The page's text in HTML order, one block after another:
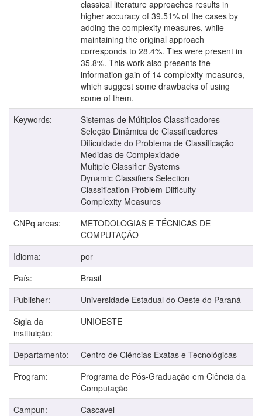
classical literature approaches results in
higher accuracy of 39.51% of the cases by
adding the complexity measures, while
maintaining the original approach
corresponds to 28.4%. Ties were present in
35.8%. This work also presents the
information gain of 14 complexity measures,
which suggest some drawbacks of using
some of them.
Keywords:
Sistemas de Múltiplos Classificadores
Seleção Dinâmica de Classificadores
Dificuldade do Problema de Classificação
Medidas de Complexidade
Multiple Classifier Systems
Dynamic Classifiers Selection
Classification Problem Difficulty
Complexity Measures
CNPq areas:
METODOLOGIAS E TÉCNICAS DE
COMPUTAÇÃO
Idioma:
por
País:
Brasil
Publisher:
Universidade Estadual do Oeste do Paraná
Sigla da
instituição:
UNIOESTE
Departamento:
Centro de Ciências Exatas e Tecnológicas
Program:
Programa de Pós-Graduação em Ciência da
Computação
Campun:
Cascavel